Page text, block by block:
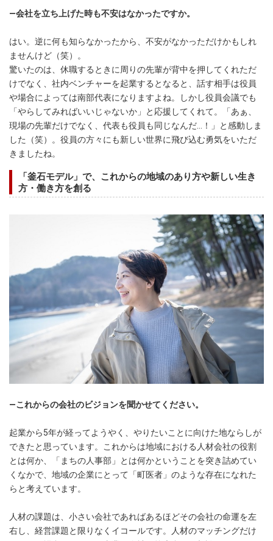
―会社を立ち上げた時も不安はなかったですか。
はい。逆に何も知らなかったから、不安がなかっただけかもしれ
ませんけど（笑）。
驚いたのは、休職するときに周りの先輩が背中を押してくれただ
けでなく、社内ベンチャーを起業するとなると、話す相手は役員
や場合によっては南部代表になりますよね。しかし役員会議でも
「やらしてみればいいじゃないか」と応援してくれて。「あぁ、
現場の先輩だけでなく、代表も役員も同じなんだ…！」と感動しま
した（笑）。役員の方々にも新しい世界に飛び込む勇気をいただ
きましたね。
「釜石モデル」で、これからの地域のあり方や新しい生き
方・働き方を創る
―これからの会社のビジョンを聞かせてください。
起業から5年が経ってようやく、やりたいことに向けた地ならしが
できたと思っています。これからは地域における人材会社の役割
とは何か、「まちの人事部」とは何かということを突き詰めてい
くなかで、地域の企業にとって「町医者」のような存在になれた
らと考えています。
人材の課題は、小さい会社であればあるほどその会社の命運を左
右し、経営課題と限りなくイコールです。人材のマッチングだけ